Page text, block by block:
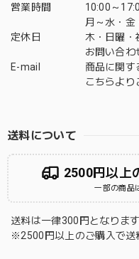
営業時間
10:00～
月～水・金
定休日
木・日曜・
お問い合わ
E-mail
商品に関す
こちらより
送料について
2500円以上
一部の商品
送料は一律300円となります
※2500円以上のご購入で送